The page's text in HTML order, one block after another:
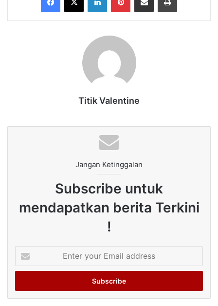
Titik Valentine
Jangan Ketinggalan
Subscribe untuk
mendapatkan berita Terkini
!
your
Email